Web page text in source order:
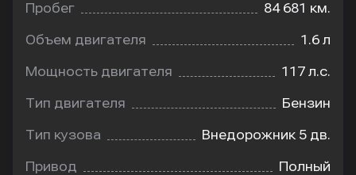
Пробег 84 681 км.
Объем двигателя 1.6 л
Мощность двигателя 117 л.с.
Тип двигателя Бензин
Тип кузова Внедорожник 5 дв.
Привод Полный